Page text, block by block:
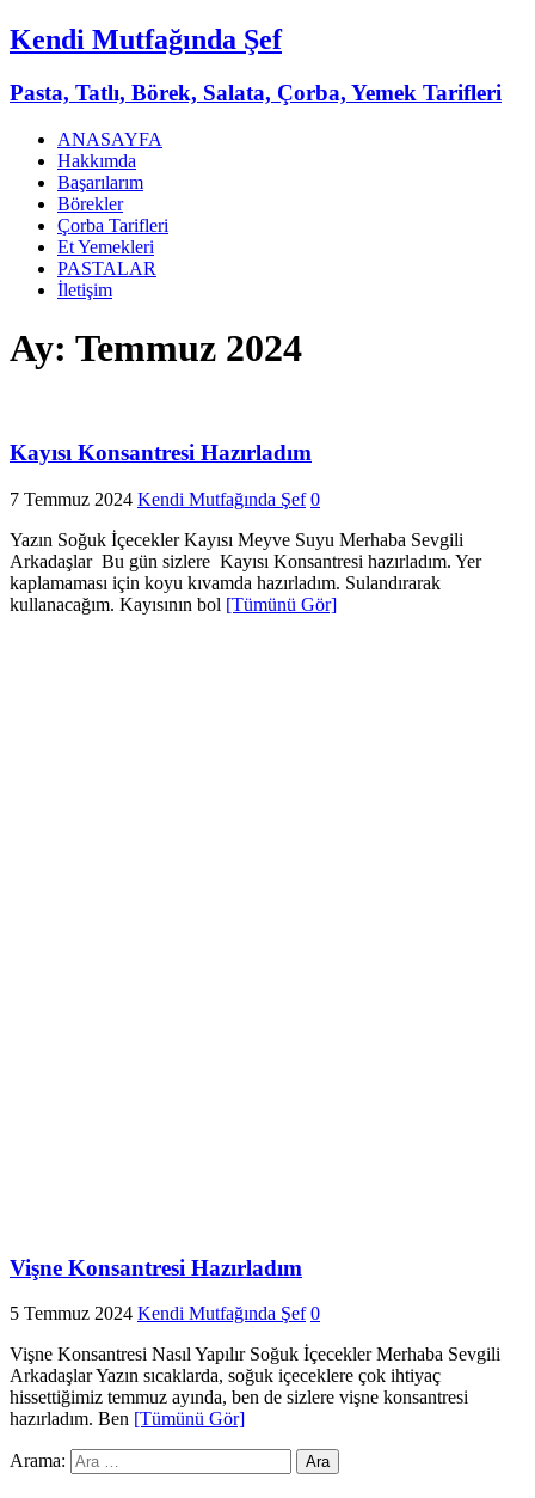
Kendi Mutfağında Şef
Pasta, Tatlı, Börek, Salata, Çorba, Yemek Tarifleri
ANASAYFA
Hakkımda
Başarılarım
Börekler
Çorba Tarifleri
Et Yemekleri
PASTALAR
İletişim
Ay: Temmuz 2024
Kayısı Konsantresi Hazırladım
7 Temmuz 2024 Kendi Mutfağında Şef 0
Yazın Soğuk İçecekler Kayısı Meyve Suyu Merhaba Sevgili
Arkadaşlar Bu gün sizlere Kayısı Konsantresi hazırladım. Yer
kaplamaması için koyu kıvamda hazırladım. Sulandırarak
kullanacağım. Kayısının bol [Tümünü Gör]
Vişne Konsantresi Hazırladım
5 Temmuz 2024 Kendi Mutfağında Şef 0
Vişne Konsantresi Nasıl Yapılır Soğuk İçecekler Merhaba Sevgili
Arkadaşlar Yazın sıcaklarda, soğuk içeceklere çok ihtiyaç
hissettiğimiz temmuz ayında, ben de sizlere vişne konsantresi
hazırladım. Ben [Tümünü Gör]
Arama: